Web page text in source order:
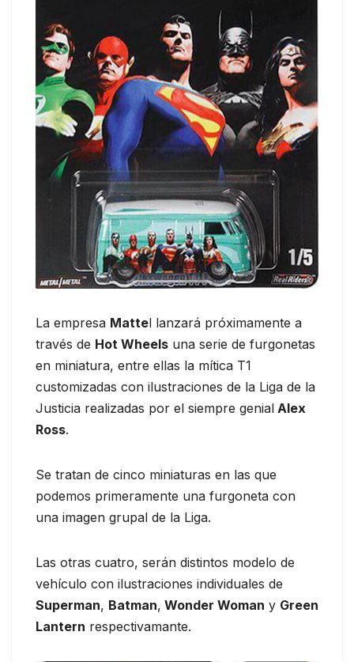
La empresa Mattel lanzará próximamente a
través de Hot Wheels una serie de furgonetas
en miniatura, entre ellas la mítica T1
customizadas con ilustraciones de la Liga de la
Justicia realizadas por el siempre genial Alex
Ross.
Se tratan de cinco miniaturas en las que
podemos primeramente una furgoneta con
una imagen grupal de la Liga.
Las otras cuatro, serán distintos modelo de
vehículo con ilustraciones individuales de
Superman, Batman, Wonder Woman y Green
Lantern respectivamante.